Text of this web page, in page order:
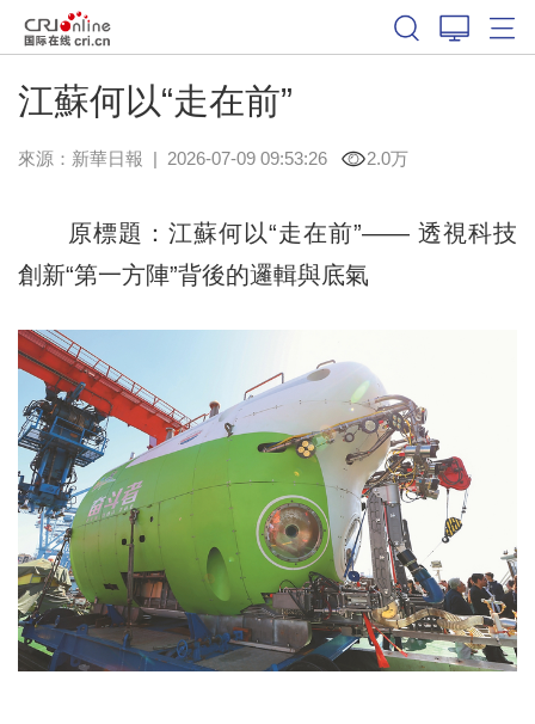
江蘇何以“走在前”
來源： 新華日報 | 2026-07-09 09:53:26 2.0万
原標題：江蘇何以“走在前”—— 透視科技
創新“第一方陣”背後的邏輯與底氣